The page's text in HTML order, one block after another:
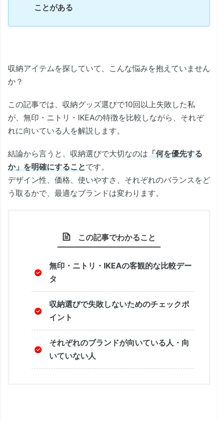
ことがある
収納アイテムを探していて、こんな悩みを抱えていません
か？
この記事では、収納グッズ選びで10回以上失敗した私
が、無印・ニトリ・IKEAの特徴を比較しながら、それぞ
れに向いている人を解説します。
結論から言うと、収納選びで大切なのは「何を優先する
か」を明確にすることです。
デザイン性、価格、使いやすさ、それぞれのバランスをど
う取るかで、最適なブランドは変わります。
この記事でわかること
無印・ニトリ・IKEAの客観的な比較デー
タ
収納選びで失敗しないためのチェックポ
イント
それぞれのブランドが向いている人・向
いていない人